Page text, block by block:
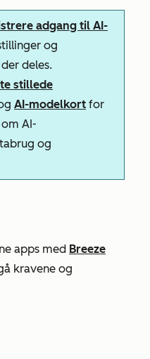
adgang til AI-
og
deles.
stillede
AI-modelkort for
AI-
og
apps med Breeze
kravene og